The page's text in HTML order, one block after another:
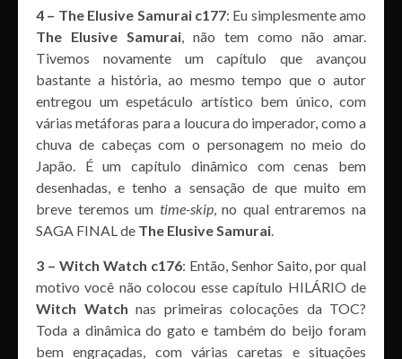
4 – The Elusive Samurai c177: Eu simplesmente amo
The Elusive Samurai, não tem como não amar.
Tivemos novamente um capítulo que avançou
bastante a história, ao mesmo tempo que o autor
entregou um espetáculo artístico bem único, com
várias metáforas para a loucura do imperador, como a
chuva de cabeças com o personagem no meio do
Japão. É um capítulo dinâmico com cenas bem
desenhadas, e tenho a sensação de que muito em
breve teremos um time-skip, no qual entraremos na
SAGA FINAL de The Elusive Samurai.
3 – Witch Watch c176: Então, Senhor Saito, por qual
motivo você não colocou esse capítulo HILÁRIO de
Witch Watch nas primeiras colocações da TOC?
Toda a dinâmica do gato e também do beijo foram
bem engraçadas, com várias caretas e situações